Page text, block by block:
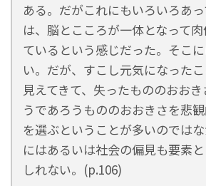
ある。だがこれにもいろいろあ
は、脳とこころが一体となって
ているという感じだった。そこ
い。だが、すこし元気になった
見えてきて、失ったもののおお
うであろうもののおおきさを悲
を選ぶということが多いのでは
にはあるいは社会の偏見も要素
しれない。(p.106)